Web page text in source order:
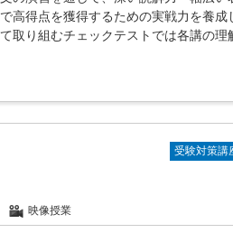
高得点を獲得するための実戦力を養成
取り組むチェックテストでは各講の理
受験対策講
映像授業